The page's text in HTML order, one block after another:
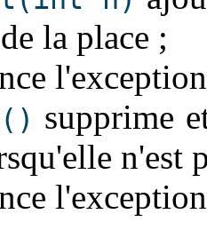
la place ;
supprime
n'est